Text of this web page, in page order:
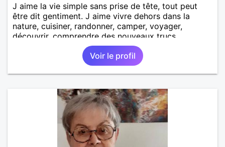
J aime la vie simple sans prise de tête, tout peut
être dit gentiment. J aime vivre dehors dans la
nature, cuisiner, randonner, camper, voyager,
découvrir, comprendre des nouveaux trucs
techniques et sur la vie des êtres vivants. J aime
danser, faire la fête. Je ne bois pratiquement pas d
alcool, je fume rarement, je ris souvent. Je cherche
un vrai amoureux pour continuer à profiter de la vie
en ai marre je veux partagé et rigoler
Voir le profil